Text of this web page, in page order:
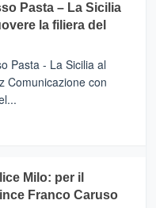
Pasta – La Sicilia
la filiera del
Pasta - La Sicilia al
Comunicazione con
Milo: per il
Franco Caruso